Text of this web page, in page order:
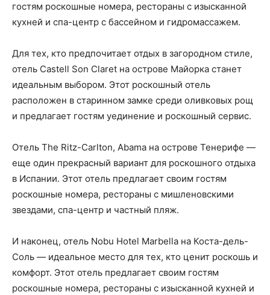
гостям роскошные номера, рестораны с изысканной
кухней и спа-центр с бассейном и гидромассажем.
Для тех, кто предпочитает отдых в загородном стиле,
отель Castell Son Claret на острове Майорка станет
идеальным выбором. Этот роскошный отель
расположен в старинном замке среди оливковых рощ
и предлагает гостям уединение и роскошный сервис.
Отель The Ritz-Carlton, Abama на острове Тенерифе —
еще один прекрасный вариант для роскошного отдыха
в Испании. Этот отель предлагает своим гостям
роскошные номера, рестораны с мишленовскими
звездами, спа-центр и частный пляж.
И наконец, отель Nobu Hotel Marbella на Коста-дель-
Соль — идеальное место для тех, кто ценит роскошь и
комфорт. Этот отель предлагает своим гостям
роскошные номера, рестораны с изысканной кухней и